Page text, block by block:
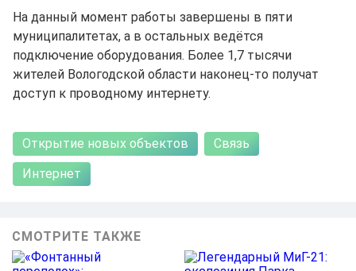
На данный момент работы завершены в пяти
муниципалитетах, а в остальных ведётся
подключение оборудования. Более 1,7 тысячи
жителей Вологодской области наконец-то получат
доступ к проводному интернету.
Открытие новых объектов
Связь
Интернет
СМОТРИТЕ ТАКЖЕ